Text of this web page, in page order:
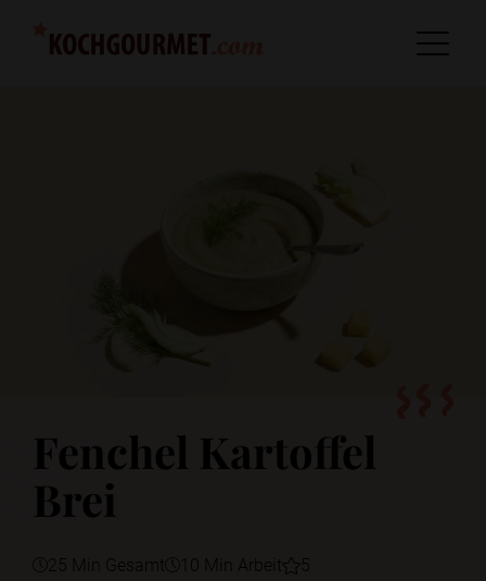
Fenchel Kartoffel
Brei
25 Min Gesamt 10 Min Arbeit 5